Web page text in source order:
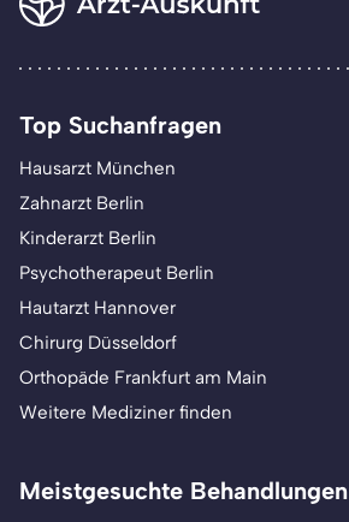
Top Suchanfragen
Hausarzt München
Zahnarzt Berlin
Kinderarzt Berlin
Psychotherapeut Berlin
Hautarzt Hannover
Chirurg Düsseldorf
Orthopäde Frankfurt am Main
Weitere Mediziner finden
Meistgesuchte Behandlungen